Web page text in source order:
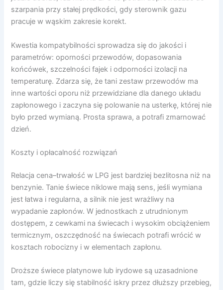
szarpania przy stałej prędkości, gdy sterownik gazu
pracuje w wąskim zakresie korekt.
Kwestia kompatybilności sprowadza się do jakości i
parametrów: oporności przewodów, dopasowania
końcówek, szczelności fajek i odporności izolacji na
temperaturę. Zdarza się, że tani zestaw przewodów ma
inne wartości oporu niż przewidziane dla danego układu
zapłonowego i zaczyna się polowanie na usterkę, której nie
było przed wymianą. Prosta sprawa, a potrafi zmarnować
dzień.
Koszty i opłacalność rozwiązań
Relacja cena–trwałość w LPG jest bardziej bezlitosna niż na
benzynie. Tanie świece niklowe mają sens, jeśli wymiana
jest łatwa i regularna, a silnik nie jest wrażliwy na
wypadanie zapłonów. W jednostkach z utrudnionym
dostępem, z cewkami na świecach i wysokim obciążeniem
termicznym, oszczędność na świecach potrafi wrócić w
kosztach robocizny i w elementach zapłonu.
Droższe świece platynowe lub irydowe są uzasadnione
tam, gdzie liczy się stabilność iskry przez dłuższy przebieg,